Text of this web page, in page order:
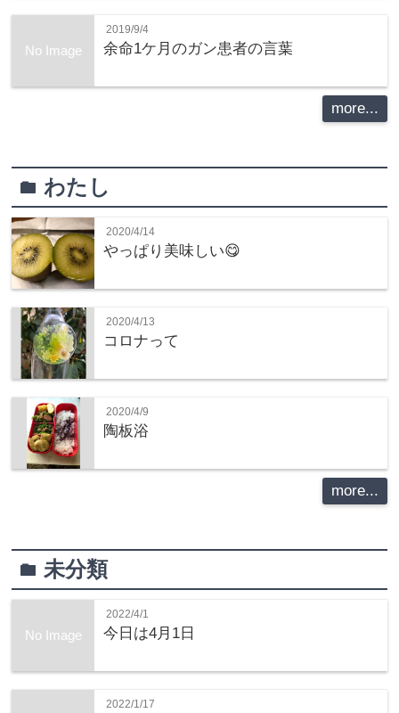
No Image
2019/9/4
余命1ケ月のガン患者の言葉
more...
folderわたし
2020/4/14
やっぱり美味しい😋
2020/4/13
コロナって
2020/4/9
陶板浴
more...
folder未分類
No Image
2022/4/1
今日は4月1日
2022/1/17